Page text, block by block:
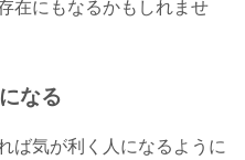
在にもなるかもしれませ
なる
ば気が利く人になるように